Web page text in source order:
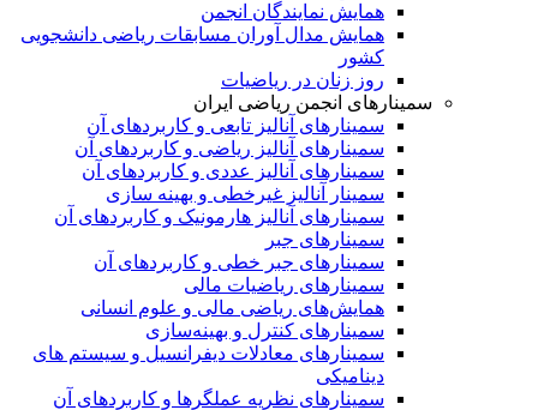
همایش نمایندگان انجمن
همایش مدال آوران مسابقات ریاضی دانشجویی
کشور
روز زنان در ریاضیات
سمینارهای انجمن ریاضی ایران
سمینارهای آنالیز تابعی و کاربردهای آن
سمینارهای آنالیز ریاضی و کاربردهای آن
سمینارهای آنالیز عددی و کاربردهای آن
سمینار آنالیز غیرخطی و بهینه سازی
سمینارهای آنالیز هارمونیک و کاربردهای آن
سمینار‌های جبر
سمینارهای جبر خطی و کاربردهای آن
سمینار‌های ریاضیات مالی
همایش‌های ریاضی مالی و علوم انسانی
سمینارهای کنترل و بهینه‌سازی
سمینارهای معادلات دیفرانسیل و سیستم های
دینامیکی
سمینار‌های نظریه عملگرها و کاربردهای آن